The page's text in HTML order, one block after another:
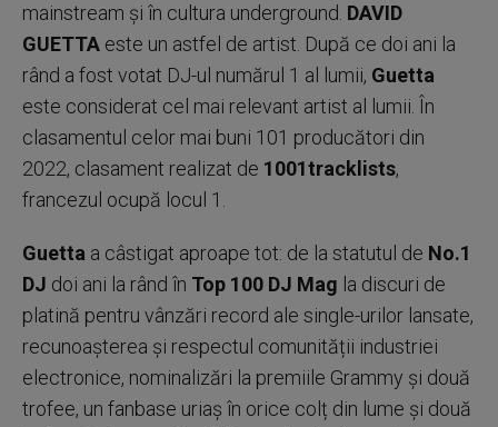
mainstream și în cultura underground. DAVID
GUETTA este un astfel de artist. După ce doi ani la
rând a fost votat DJ-ul numărul 1 al lumii, Guetta
este considerat cel mai relevant artist al lumii. În
clasamentul celor mai buni 101 producători din
2022, clasament realizat de 1001tracklists,
francezul ocupă locul 1.
Guetta a câstigat aproape tot: de la statutul de No.1
DJ doi ani la rând în Top 100 DJ Mag la discuri de
platină pentru vânzări record ale single-urilor lansate,
recunoașterea și respectul comunității industriei
electronice, nominalizări la premiile Grammy și două
trofee, un fanbase uriaș în orice colț din lume și două